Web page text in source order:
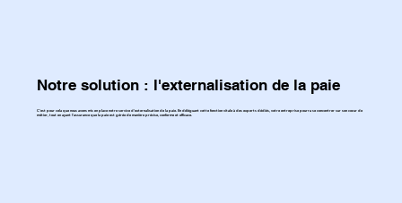
Notre solution : l'externalisation de la paie
C'est pour cela que nous avons mis en place notre service d'externalisation de la paie. En déléguant cette fonction vitale à des experts dédiés, votre entreprise pourra se concentrer sur son cœur de
métier, tout en ayant l'assurance que la paie est gérée de manière précise, conforme et efficace.